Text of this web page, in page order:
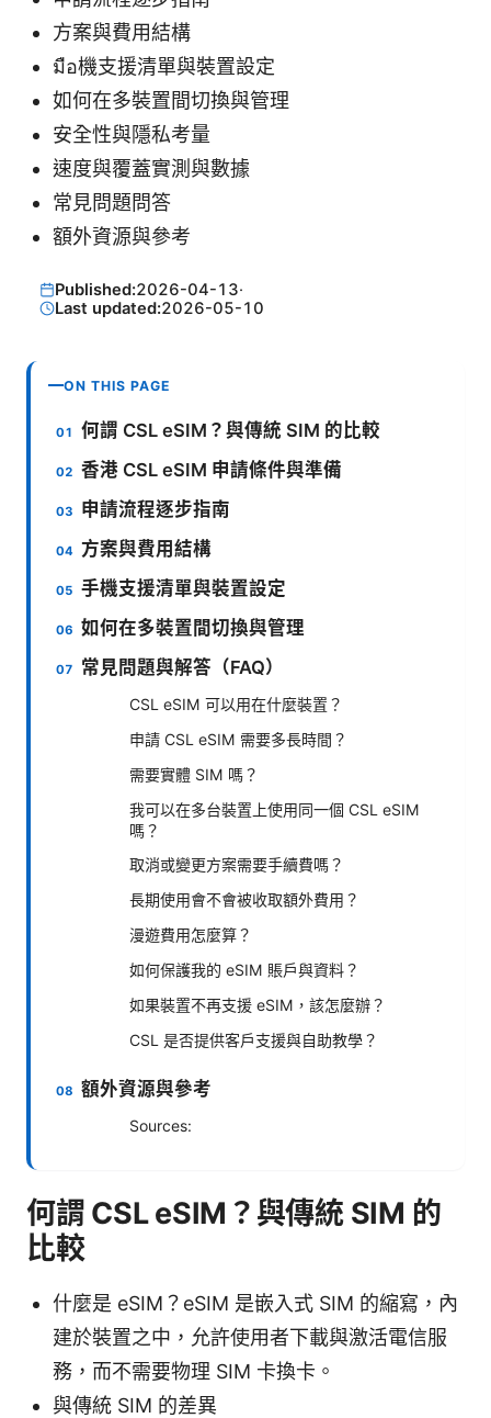
方案與費用結構
มือ機支援清單與裝置設定
如何在多裝置間切換與管理
安全性與隱私考量
速度與覆蓋實測與數據
常見問題問答
額外資源與參考
Published:2026-04-13·
Last updated:2026-05-10
ON THIS PAGE
何謂 CSL eSIM？與傳統 SIM 的比較
香港 CSL eSIM 申請條件與準備
申請流程逐步指南
方案與費用結構
手機支援清單與裝置設定
如何在多裝置間切換與管理
常見問題與解答（FAQ）
CSL eSIM 可以用在什麼裝置？
申請 CSL eSIM 需要多長時間？
需要實體 SIM 嗎？
我可以在多台裝置上使用同一個 CSL eSIM
嗎？
取消或變更方案需要手續費嗎？
長期使用會不會被收取額外費用？
漫遊費用怎麼算？
如何保護我的 eSIM 賬戶與資料？
如果裝置不再支援 eSIM，該怎麼辦？
CSL 是否提供客戶支援與自助教學？
額外資源與參考
Sources:
何謂 CSL eSIM？與傳統 SIM 的
比較
什麼是 eSIM？eSIM 是嵌入式 SIM 的縮寫，內
建於裝置之中，允許使用者下載與激活電信服
務，而不需要物理 SIM 卡換卡。
與傳統 SIM 的差異